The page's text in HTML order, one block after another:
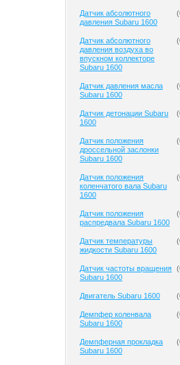
Датчик абсолютного
давления Subaru 1600
(
Датчик абсолютного
давления воздуха во
впускном коллекторе
Subaru 1600
(
Датчик давления масла
Subaru 1600
(
Датчик детонации Subaru
1600
(
Датчик положения
дроссельной заслонки
Subaru 1600
(
Датчик положения
коленчатого вала Subaru
1600
(
Датчик положения
распредвала Subaru 1600
(
Датчик температуры
жидкости Subaru 1600
(
Датчик частоты вращения
Subaru 1600
(
Двигатель Subaru 1600 (
Демпфер коленвала
Subaru 1600
(
Демпферная прокладка
Subaru 1600
(